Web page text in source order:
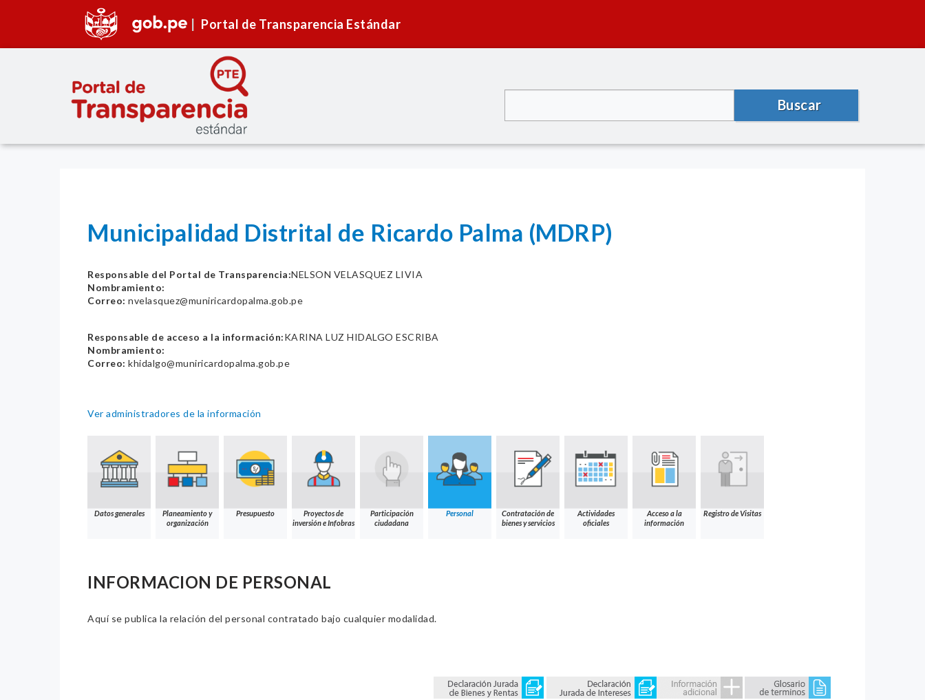
Portal de Transparencia Estándar
Buscar
Municipalidad Distrital de Ricardo Palma (MDRP)
Responsable del Portal de Transparencia:NELSON VELASQUEZ LIVIA
Nombramiento:
Correo: nvelasquez@muniricardopalma.gob.pe
Responsable de acceso a la información:KARINA LUZ HIDALGO ESCRIBA
Nombramiento:
Correo: khidalgo@muniricardopalma.gob.pe
Ver administradores de la información
Datos generales
Planeamiento y
organización
Presupuesto
Proyectos de
inversión e Infobras
Participación
ciudadana
Personal
Contratación de
bienes y servicios
Actividades
oficiales
Acceso a la
información
Registro de Visitas
INFORMACION DE PERSONAL
Aquí se publica la relación del personal contratado bajo cualquier modalidad.